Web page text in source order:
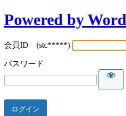
Powered by
会員ID (stc*****)
パスワード